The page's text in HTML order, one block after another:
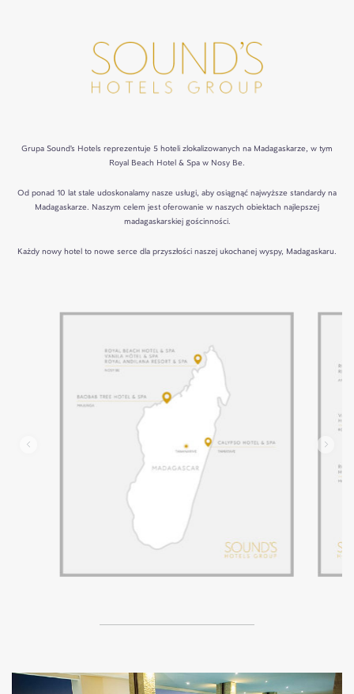
Grupa Sound's Hotels reprezentuje 5 hoteli zlokalizowanych na Madagaskarze, w tym
Royal Beach Hotel & Spa w Nosy Be.
Od ponad 10 lat stale udoskonalamy nasze usługi, aby osiągnąć najwyższe standardy na
Madagaskarze. Naszym celem jest oferowanie w naszych obiektach najlepszej
madagaskarskiej gościnności.
Każdy nowy hotel to nowe serce dla przyszłości naszej ukochanej wyspy, Madagaskaru.